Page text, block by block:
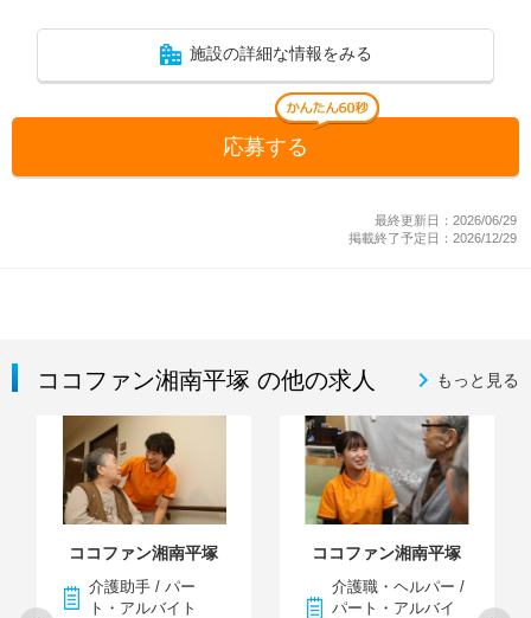
施設の詳細な情報をみる
応募する
最終更新日：2026/06/29
掲載終了予定日：2026/12/29
ココファン湘南平塚 の他の求人 もっと見る
ココファン湘南平塚
介護助手 / パー
ト・アルバイト
ココファン湘南平塚
介護職・ヘルパー /
パート・アルバイ